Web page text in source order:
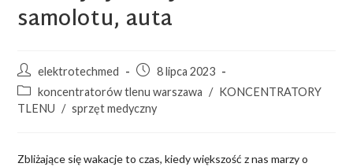
samolotu, auta
elektrotechmed
8 lipca 2023
koncentratorów tlenu warszawa / KONCENTRATORY
TLENU / sprzęt medyczny
Zbliżające się wakacje to czas, kiedy większość z nas marzy o